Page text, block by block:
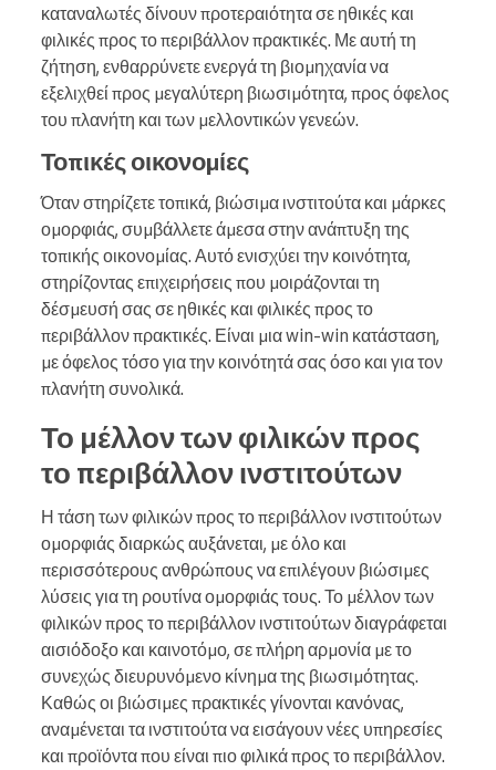
καταναλωτές δίνουν προτεραιότητα σε ηθικές και
φιλικές προς το περιβάλλον πρακτικές. Με αυτή τη
ζήτηση, ενθαρρύνετε ενεργά τη βιομηχανία να
εξελιχθεί προς μεγαλύτερη βιωσιμότητα, προς όφελος
του πλανήτη και των μελλοντικών γενεών.
Τοπικές οικονομίες
Όταν στηρίζετε τοπικά, βιώσιμα ινστιτούτα και μάρκες
ομορφιάς, συμβάλλετε άμεσα στην ανάπτυξη της
τοπικής οικονομίας. Αυτό ενισχύει την κοινότητα,
στηρίζοντας επιχειρήσεις που μοιράζονται τη
δέσμευσή σας σε ηθικές και φιλικές προς το
περιβάλλον πρακτικές. Είναι μια win-win κατάσταση,
με όφελος τόσο για την κοινότητά σας όσο και για τον
πλανήτη συνολικά.
Το μέλλον των φιλικών προς
το περιβάλλον ινστιτούτων
Η τάση των φιλικών προς το περιβάλλον ινστιτούτων
ομορφιάς διαρκώς αυξάνεται, με όλο και
περισσότερους ανθρώπους να επιλέγουν βιώσιμες
λύσεις για τη ρουτίνα ομορφιάς τους. Το μέλλον των
φιλικών προς το περιβάλλον ινστιτούτων διαγράφεται
αισιόδοξο και καινοτόμο, σε πλήρη αρμονία με το
συνεχώς διευρυνόμενο κίνημα της βιωσιμότητας.
Καθώς οι βιώσιμες πρακτικές γίνονται κανόνας,
αναμένεται τα ινστιτούτα να εισάγουν νέες υπηρεσίες
και προϊόντα που είναι πιο φιλικά προς το περιβάλλον.